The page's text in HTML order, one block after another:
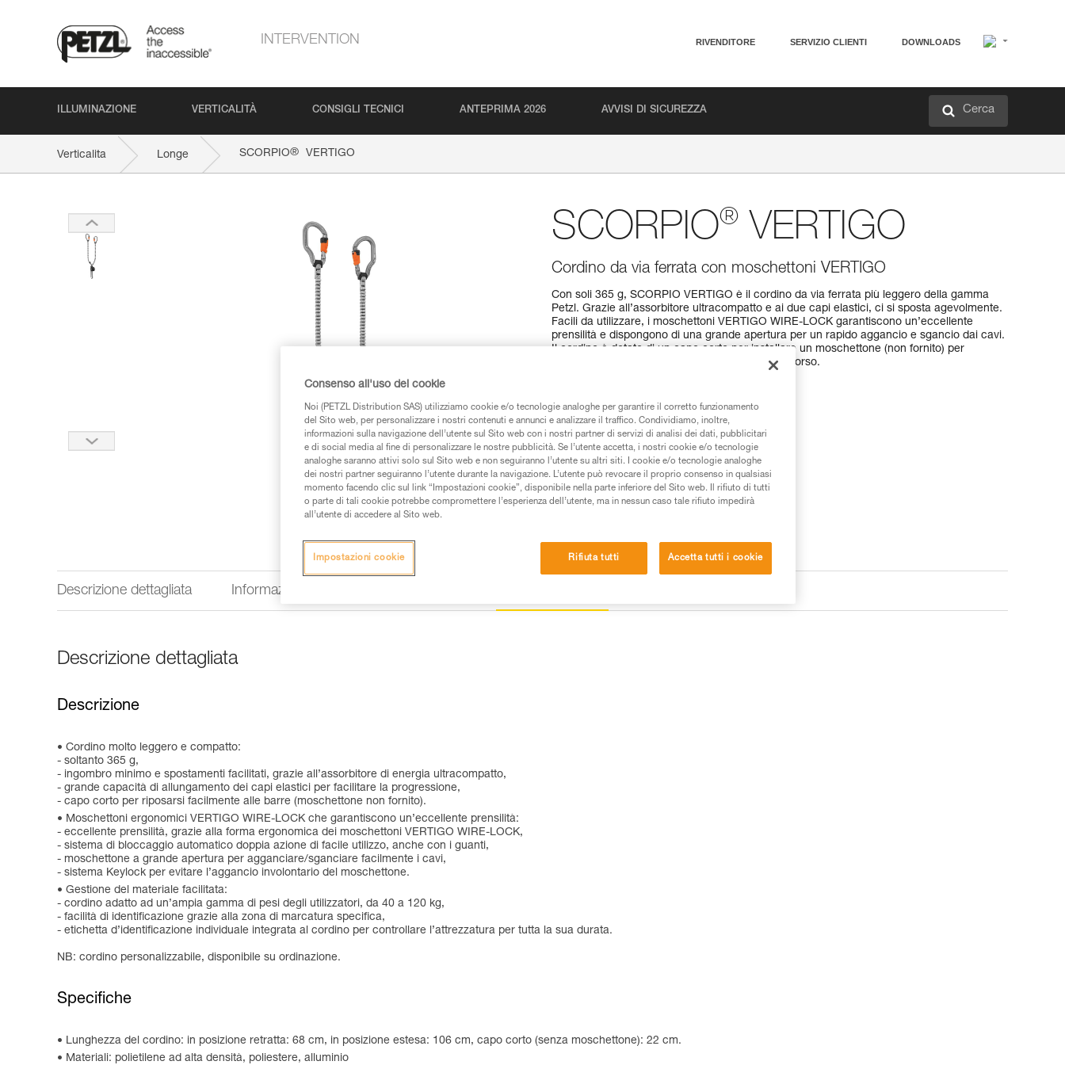
INTERVENTION RIVENDITORE SERVIZIO CLIENTI DOWNLOADS
ILLUMINAZIONE VERTICALITÀ CONSIGLI TECNICI ANTEPRIMA 2026 AVVISI DI SICUREZZA Cerca
Verticalita Longe SCORPIO® VERTIGO
SCORPIO® VERTIGO
Cordino da via ferrata con moschettoni VERTIGO
Con soli 365 g, SCORPIO VERTIGO è il cordino da via ferrata più leggero della gamma
Petzl. Grazie all’assorbitore ultracompatto e ai due capi elastici, ci si sposta agevolmente.
Facili da utilizzare, i moschettoni VERTIGO WIRE-LOCK garantiscono un’eccellente
prensilità e dispongono di una grande apertura per un rapido aggancio e sgancio dai cavi.
Il cordino è dotato di un capo corto per installare un moschettone (non fornito) per
riposarsi più facilmente alle barre durante il percorso.
Trova un rivenditore
Descrizione dettagliata Informazioni tecniche
Descrizione dettagliata
Descrizione
Cordino molto leggero e compatto:
- soltanto 365 g,
- ingombro minimo e spostamenti facilitati, grazie all’assorbitore di energia ultracompatto,
- grande capacità di allungamento dei capi elastici per facilitare la progressione,
- capo corto per riposarsi facilmente alle barre (moschettone non fornito).
Moschettoni ergonomici VERTIGO WIRE-LOCK che garantiscono un’eccellente prensilità:
- eccellente prensilità, grazie alla forma ergonomica dei moschettoni VERTIGO WIRE-LOCK,
- sistema di bloccaggio automatico doppia azione di facile utilizzo, anche con i guanti,
- moschettone a grande apertura per agganciare/sganciare facilmente i cavi,
- sistema Keylock per evitare l’aggancio involontario del moschettone.
Gestione del materiale facilitata:
- cordino adatto ad un’ampia gamma di pesi degli utilizzatori, da 40 a 120 kg,
- facilità di identificazione grazie alla zona di marcatura specifica,
- etichetta d’identificazione individuale integrata al cordino per controllare l’attrezzatura per tutta la sua durata.
NB: cordino personalizzabile, disponibile su ordinazione.
Specifiche
Lunghezza del cordino: in posizione retratta: 68 cm, in posizione estesa: 106 cm, capo corto (senza moschettone): 22 cm.
Materiali: polietilene ad alta densità, poliestere, alluminio
Consenso all'uso dei cookie
Noi (PETZL Distribution SAS) utilizziamo cookie e/o tecnologie analoghe per garantire il corretto funzionamento
del Sito web, per personalizzare i nostri contenuti e annunci e analizzare il traffico. Condividiamo, inoltre,
informazioni sulla navigazione dell’utente sul Sito web con i nostri partner di servizi di analisi dei dati, pubblicitari
e di social media al fine di personalizzare le nostre pubblicità. Se l’utente accetta, i nostri cookie e/o tecnologie
analoghe saranno attivi solo sul Sito web e non seguiranno l’utente su altri siti. I cookie e/o tecnologie analoghe
dei nostri partner seguiranno l’utente durante la navigazione. L’utente può revocare il proprio consenso in qualsiasi
momento facendo clic sul link “Impostazioni cookie”, disponibile nella parte inferiore del Sito web. Il rifiuto di tutti
o parte di tali cookie potrebbe compromettere l’esperienza dell’utente, ma in nessun caso tale rifiuto impedirà
all’utente di accedere al Sito web.
Rifiuta tutti Accetta tutti i cookie
Impostazioni cookie